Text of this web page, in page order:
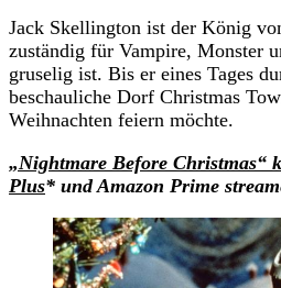
Jack Skellington ist der König
zuständig für Vampire, Monster
gruselig ist. Bis er eines Tages
beschauliche Dorf Christmas
Weihnachten feiern möchte.
„Nightmare Before Christmas“
Plus* und Amazon Prime